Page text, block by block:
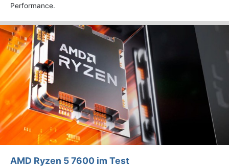
Performance.
AMD Ryzen 5 7600 im Test